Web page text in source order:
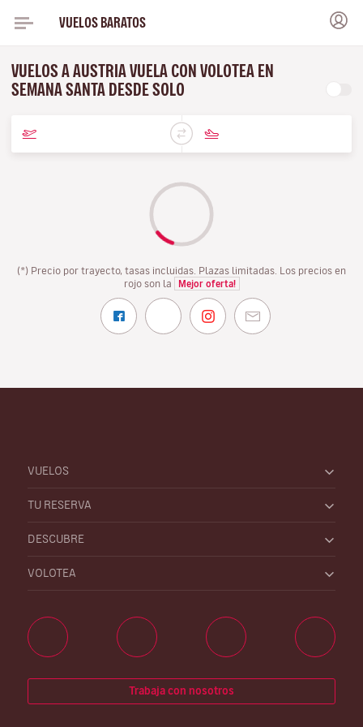
VUELOS BARATOS
VUELOS A AUSTRIA VUELA CON VOLOTEA EN
SEMANA SANTA DESDE SOLO
(*) Precio por trayecto, tasas incluidas. Plazas limitadas. Los precios en
rojo son la
Mejor oferta!
VUELOS
TU RESERVA
DESCUBRE
VOLOTEA
Trabaja con nosotros